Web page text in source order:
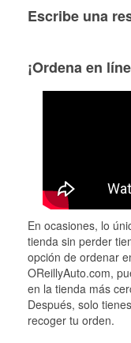
Escribe una
¡Ordena en
En ocasiones, lo
tienda sin perder
opción de ordenar
OReillyAuto.com,
en la tienda más
Después, solo
recoger tu orden.